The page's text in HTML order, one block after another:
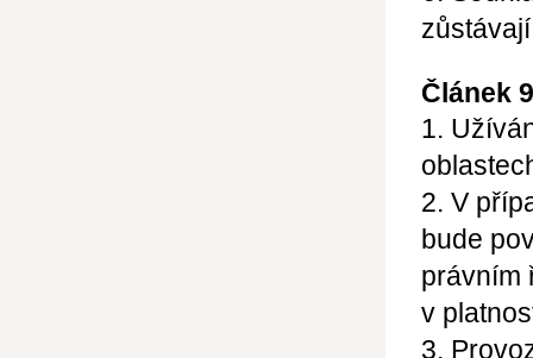
Článek
1.
2. V
bude
právním
v
3.